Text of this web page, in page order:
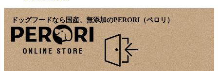
ドッグフードなら国産、無添加のPERORI（ペロリ）